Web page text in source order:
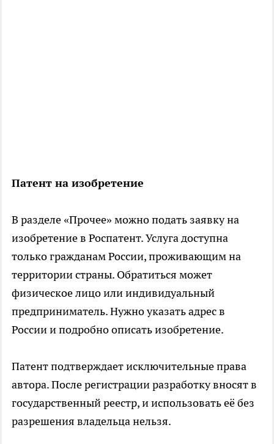
Патент на изобретение
В разделе «Прочее» можно подать заявку на
изобретение в Роспатент. Услуга доступна
только гражданам России, проживающим на
территории страны. Обратиться может
физическое лицо или индивидуальный
предприниматель. Нужно указать адрес в
России и подробно описать изобретение.
Патент подтверждает исключительные права
автора. После регистрации разработку вносят в
государственный реестр, и использовать её без
разрешения владельца нельзя.